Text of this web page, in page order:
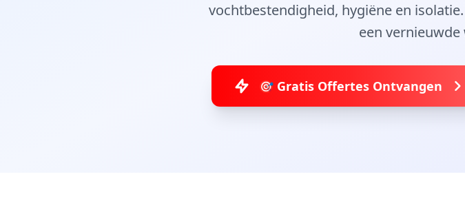
vochtbestendigheid, hygiëne en
een
🎯 Gratis Offertes Ontvangen